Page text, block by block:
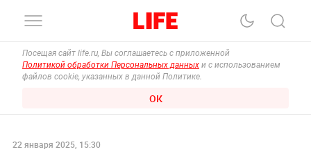
Посещая сайт life.ru, Вы соглашаетесь с приложенной
Политикой обработки Персональных данных и с использованием
файлов cookie, указанных в данной Политике.
ОК
22 января 2025, 15:30